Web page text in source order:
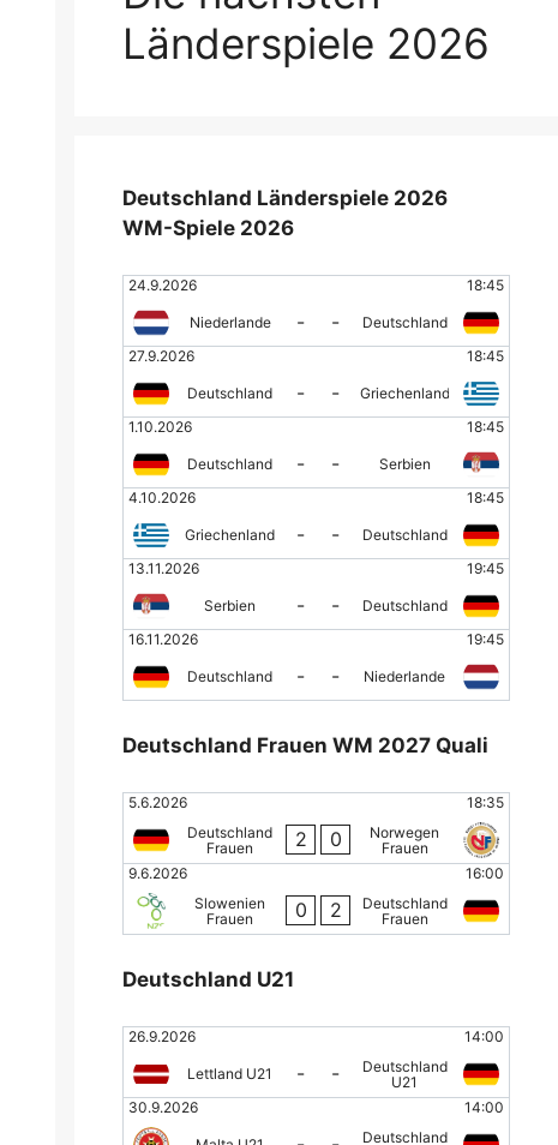
Länderspiele 2026
Deutschland Länderspiele 2026
WM-Spiele 2026
24.9.2026 18:45
Niederlande - -
Deutschland
27.9.2026
18:45
Deutschland - -
Griechenland
1.10.2026
18:45
Deutschland - -
Serbien
4.10.2026
18:45
Griechenland - -
Deutschland
13.11.2026
19:45
Serbien - -
Deutschland
16.11.2026
19:45
Deutschland - - Niederlande
Deutschland Frauen WM 2027 Quali
5.6.2026
18:35
Deutschland
Frauen
2 0
Norwegen
Frauen
9.6.2026
16:00
Slowenien
Frauen
0 2
Deutschland
Frauen
Deutschland U21
26.9.2026 14:00
Lettland U21 - -
Deutschland
U21
30.9.2026
14:00
Deutschland